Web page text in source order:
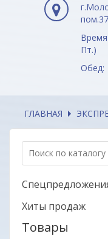
пом.37
Пт.)
ГЛАВНАЯ
Хиты продаж
Товары